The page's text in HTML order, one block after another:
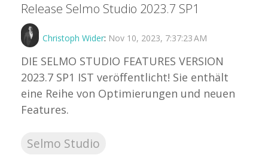
Release Selmo Studio 2023.7 SP1
Christoph Wider: Nov 10, 2023, 7:37:23 AM
DIE SELMO STUDIO FEATURES VERSION
2023.7 SP1 IST veröffentlicht! Sie enthält
eine Reihe von Optimierungen und neuen
Features.
Selmo Studio